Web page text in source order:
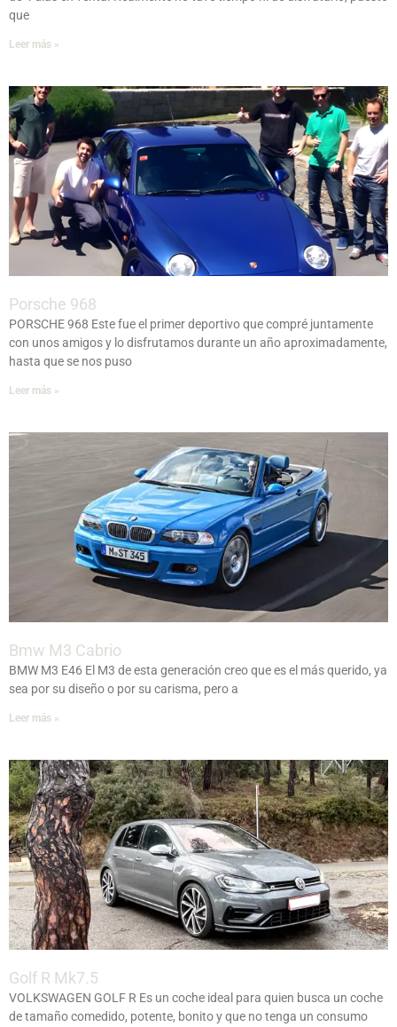
que
Leer más »
Porsche 968
PORSCHE 968 Este fue el primer deportivo que compré juntamente
con unos amigos y lo disfrutamos durante un año aproximadamente,
hasta que se nos puso
Leer más »
Bmw M3 Cabrio
BMW M3 E46 El M3 de esta generación creo que es el más querido, ya
sea por su diseño o por su carisma, pero a
Leer más »
Golf R Mk7.5
VOLKSWAGEN GOLF R Es un coche ideal para quien busca un coche
de tamaño comedido, potente, bonito y que no tenga un consumo